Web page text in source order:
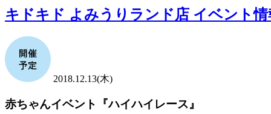
キドキド よみうりランド店 イベント情
2018.12.13(木)
赤ちゃんイベント『ハイハイレース』